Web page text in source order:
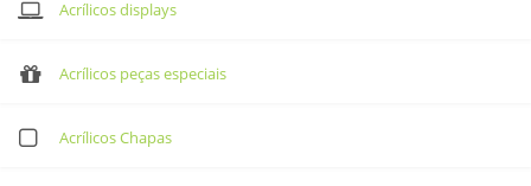
Acrílicos displays
Acrílicos peças especiais
Acrílicos Chapas